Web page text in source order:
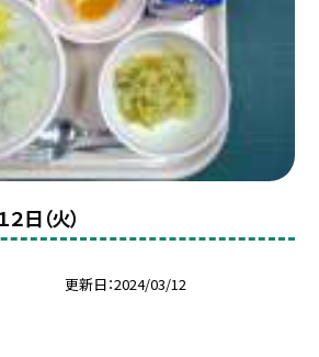
日（火）
更新日 2024/03/12